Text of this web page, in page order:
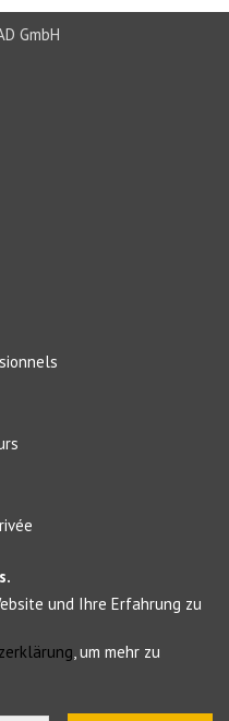
GmbH
und Ihre Erfahrung zu
, um mehr zu